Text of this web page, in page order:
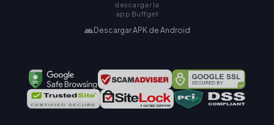
descargar la
app Buffget
Descargar APK de Android